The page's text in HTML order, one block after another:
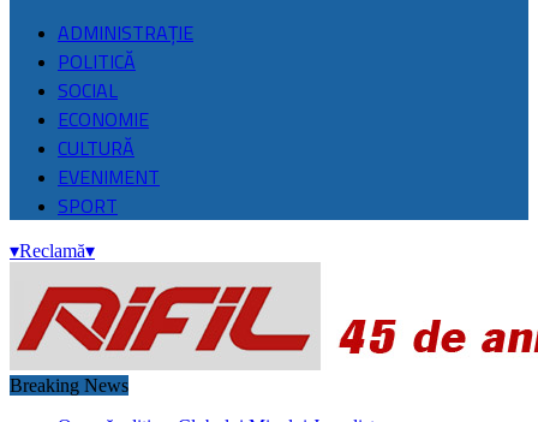
ADMINISTRAȚIE
POLITICĂ
SOCIAL
ECONOMIE
CULTURĂ
EVENIMENT
SPORT
▾Reclamă▾
Breaking News